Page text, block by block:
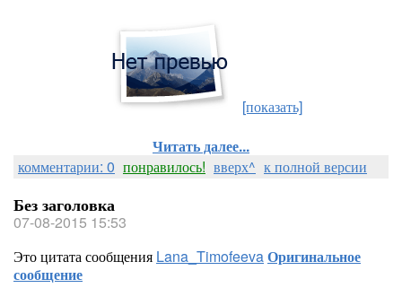
[показать]
Читать далее...
комментарии: 0 понравилось! вверх^ к полной версии
Без заголовка
07-08-2015 15:53
Это цитата сообщения Lana_TimofeevaОригинальное
сообщение